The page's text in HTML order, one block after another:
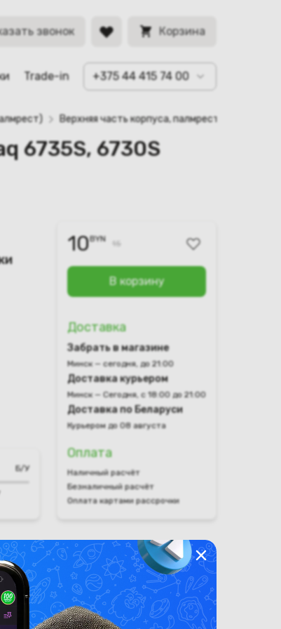
звонок Корзина
Trade-in +375 44 415 74 00
BYN
Верхняя часть корпуса, палмрест для
6735S, 6730S
Б/У
10BYN
В корзину
Доставка
Забрать в магазине
Минск — сегодня, до 21:00
Доставка курьером
Минск — Сегодня, с 18:00 до 21:00
Доставка по Беларуси
Курьером до 08 августа
Оплата
Наличный расчёт
Безналичный расчёт
Оплата картами рассрочки